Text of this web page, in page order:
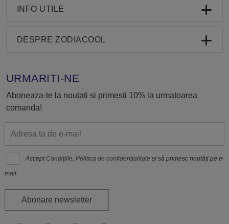
INFO UTILE
DESPRE ZODIACOOL
URMARITI-NE
Aboneaza-te la noutati si primesti 10% la urmatoarea
comanda!
Accept Condițiile ,Politica de confidenţialitate și să primesc noutăți pe e-
mail.
Abonare newsletter